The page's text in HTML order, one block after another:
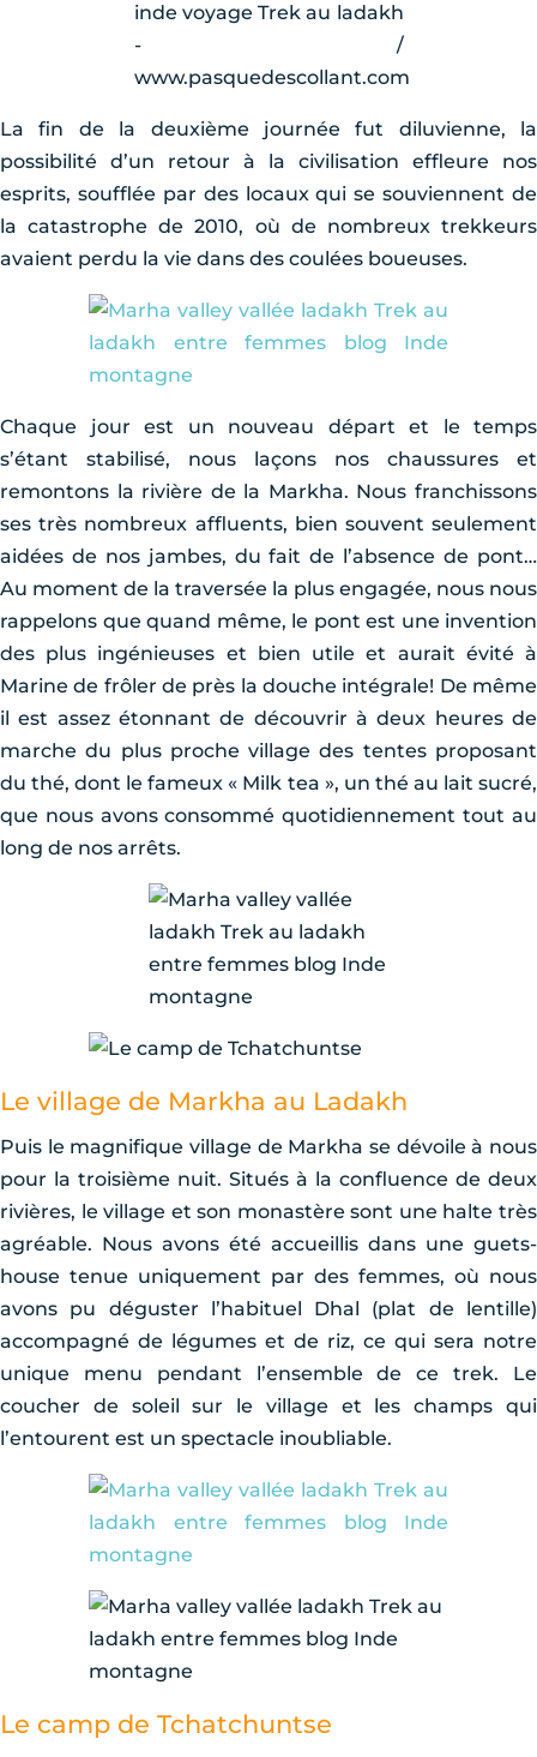
La fin de la deuxième journée fut diluvienne, la
possibilité d’un retour à la civilisation effleure nos
esprits, soufflée par des locaux qui se souviennent de
la catastrophe de 2010, où de nombreux trekkeurs
avaient perdu la vie dans des coulées boueuses.
Chaque jour est un nouveau départ et le temps
s’étant stabilisé, nous laçons nos chaussures et
remontons la rivière de la Markha. Nous franchissons
ses très nombreux affluents, bien souvent seulement
aidées de nos jambes, du fait de l’absence de pont…
Au moment de la traversée la plus engagée, nous nous
rappelons que quand même, le pont est une invention
des plus ingénieuses et bien utile et aurait évité à
Marine de frôler de près la douche intégrale! De même
il est assez étonnant de découvrir à deux heures de
marche du plus proche village des tentes proposant
du thé, dont le fameux « Milk tea », un thé au lait sucré,
que nous avons consommé quotidiennement tout au
long de nos arrêts.
Le village de Markha au Ladakh
Puis le magnifique village de Markha se dévoile à nous
pour la troisième nuit. Situés à la confluence de deux
rivières, le village et son monastère sont une halte très
agréable. Nous avons été accueillis dans une guets-
house tenue uniquement par des femmes, où nous
avons pu déguster l’habituel Dhal (plat de lentille)
accompagné de légumes et de riz, ce qui sera notre
unique menu pendant l’ensemble de ce trek. Le
coucher de soleil sur le village et les champs qui
l’entourent est un spectacle inoubliable.
Le camp de Tchatchuntse